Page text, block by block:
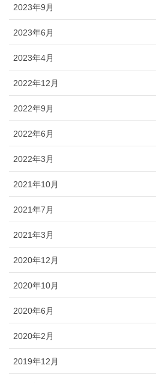
2023年9月
2023年6月
2023年4月
2022年12月
2022年9月
2022年6月
2022年3月
2021年10月
2021年7月
2021年3月
2020年12月
2020年10月
2020年6月
2020年2月
2019年12月